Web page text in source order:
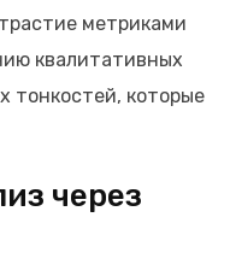
метриками
квалитативных
тонкостей, которые
через